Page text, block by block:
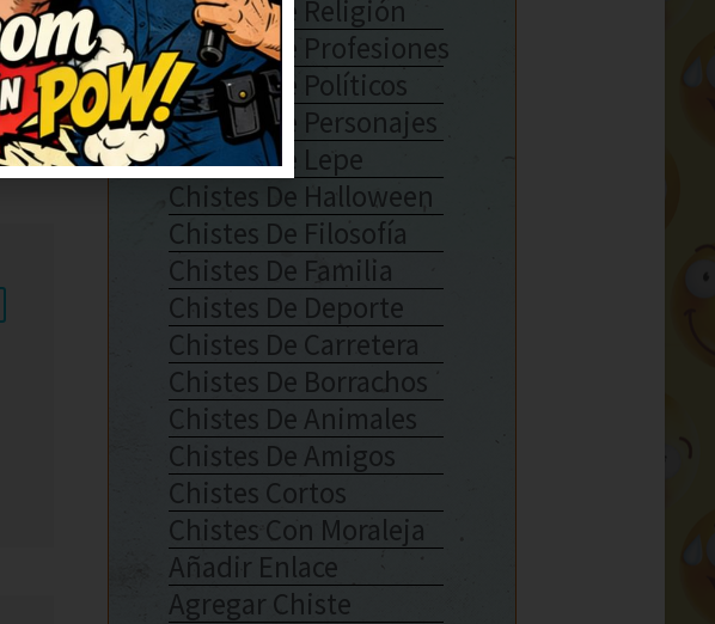
Chistes De Religión
Chistes De Profesiones
Chistes De Políticos
Chistes De Personajes
Chistes De Lepe
Chistes De Halloween
Chistes De Filosofía
Chistes De Familia
Chistes De Deporte
Chistes De Carretera
Chistes De Borrachos
Chistes De Animales
Chistes De Amigos
Chistes Cortos
Chistes Con Moraleja
Añadir Enlace
Agregar Chiste